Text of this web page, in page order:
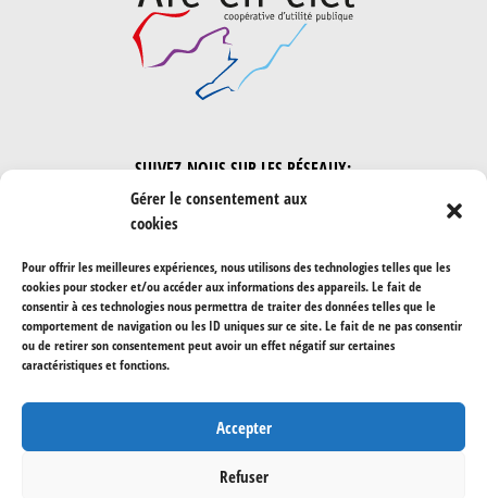
Gérer le consentement aux
cookies
Pour offrir les meilleures expériences, nous utilisons des technologies telles que les
cookies pour stocker et/ou accéder aux informations des appareils. Le fait de
consentir à ces technologies nous permettra de traiter des données telles que le
comportement de navigation ou les ID uniques sur ce site. Le fait de ne pas consentir
ou de retirer son consentement peut avoir un effet négatif sur certaines
caractéristiques et fonctions.
Accepter
Refuser
SUIVEZ-NOUS SUR LES RÉSEAUX:
Protection des données
CONTACT
021 613 08 70
info@coop-arcenciel.ch
c/o Gabriel Winkler, Rue Louis-d’Orléans 33, 2000,